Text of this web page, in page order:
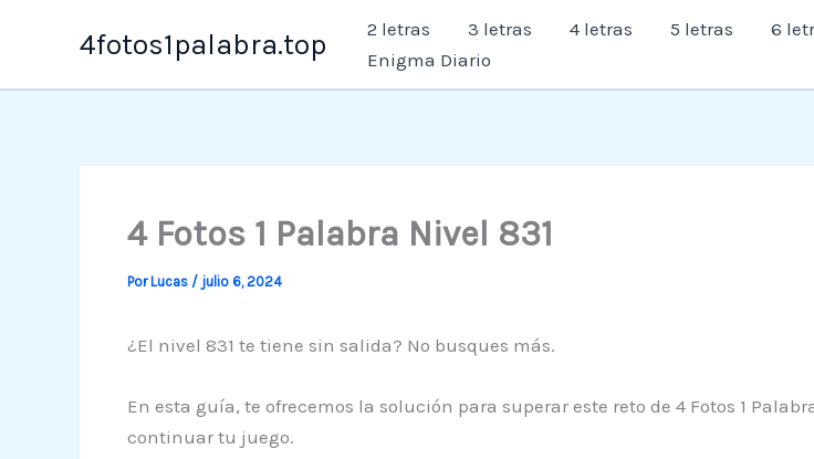
4fotos1palabra.top 2 letras 3 letras 4 letras 5 letras 6
Enigma Diario
4 Fotos 1 Palabra Nivel 831
PorLucas / julio 6, 2024
¿El nivel 831 te tiene sin salida? No busques más.
En esta guía, te ofrecemos la solución para superar este reto de 4 Fotos 1
continuar tu juego.